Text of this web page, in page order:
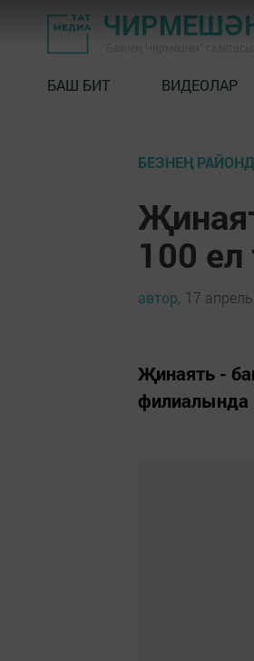
БАШ БИТ ВИДЕОЛАР
БЕЗНЕҢ
100 ел
автор, 17
Җинаять -
филиалында